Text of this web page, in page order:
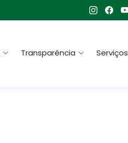
Transparência Serviços